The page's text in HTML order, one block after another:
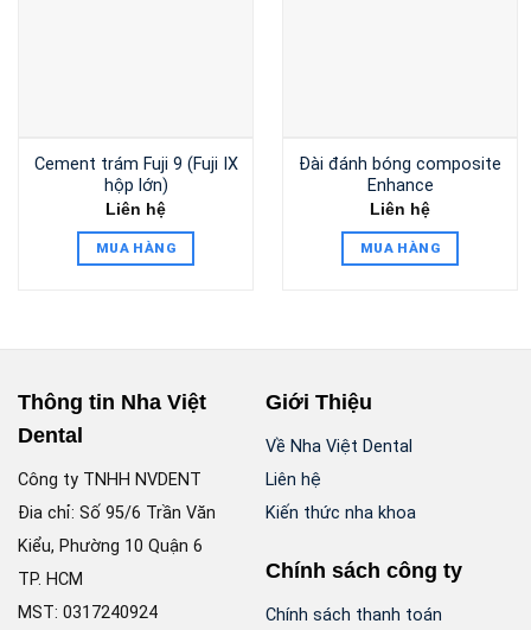
Cement trám Fuji 9 (Fuji IX
hộp lớn)
Liên hệ
MUA HÀNG
Đài đánh bóng composite
Enhance
Liên hệ
MUA HÀNG
Thông tin Nha Việt
Dental
Công ty TNHH NVDENT
Đia chỉ: Số 95/6 Trần Văn
Kiểu, Phường 10 Quận 6
TP. HCM
MST: 0317240924
Giới Thiệu
Về Nha Việt Dental
Liên hệ
Kiến thức nha khoa
Chính sách công ty
Chính sách thanh toán